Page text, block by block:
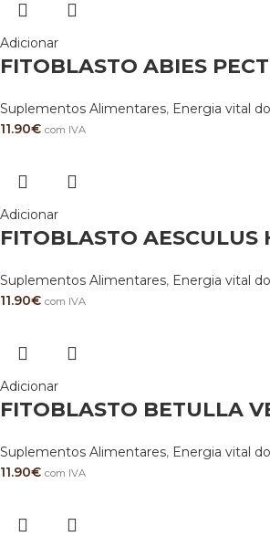
Adicionar
FITOBLASTO ABIES
Suplementos Alimentares, Energia vital
11.90€ com IVA
Adicionar
FITOBLASTO AESCULUS
Suplementos Alimentares, Energia vital
11.90€ com IVA
Adicionar
FITOBLASTO BETULLA
Suplementos Alimentares, Energia vital
11.90€ com IVA